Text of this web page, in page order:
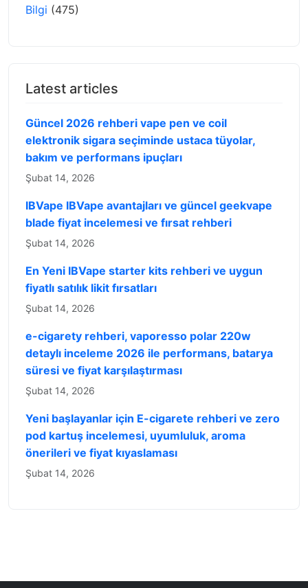
Bilgi (475)
Latest articles
Güncel 2026 rehberi vape pen ve coil
elektronik sigara seçiminde ustaca tüyolar,
bakım ve performans ipuçları
Şubat 14, 2026
IBVape IBVape avantajları ve güncel geekvape
blade fiyat incelemesi ve fırsat rehberi
Şubat 14, 2026
En Yeni IBVape starter kits rehberi ve uygun
fiyatlı satılık likit fırsatları
Şubat 14, 2026
e-cigarety rehberi, vaporesso polar 220w
detaylı inceleme 2026 ile performans, batarya
süresi ve fiyat karşılaştırması
Şubat 14, 2026
Yeni başlayanlar için E-cigarete rehberi ve zero
pod kartuş incelemesi, uyumluluk, aroma
önerileri ve fiyat kıyaslaması
Şubat 14, 2026